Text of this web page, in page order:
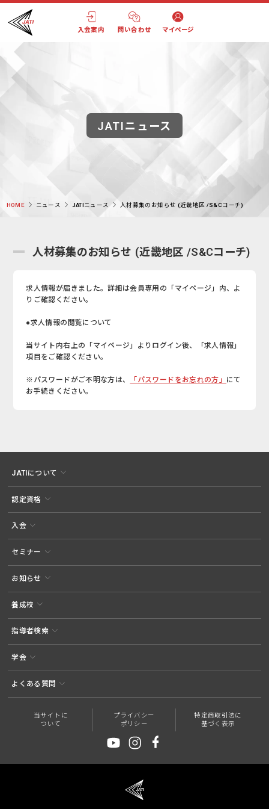
入会案内 問い合わせ マイページ
JATIニュース
HOME ニュース JATIニュース 人材募集のお知らせ (近畿地区 /S&Cコーチ)
人材募集のお知らせ (近畿地区 /S&Cコーチ)
求人情報が届きました。詳細は会員専用の「マイページ」内、よ
りご確認ください。
●求人情報の閲覧について
当サイト内右上の「マイページ」よりログイン後、「求人情報」
項目をご確認ください。
※パスワードがご不明な方は、 「パスワードをお忘れの方」 にて
お手続きください。
JATIについて
認定資格
入会
セミナー
お知らせ
養成校
指導者検索
学会
よくある質問
当サイトに
ついて
プライバシー
ポリシー
特定商取引法に
基づく表示